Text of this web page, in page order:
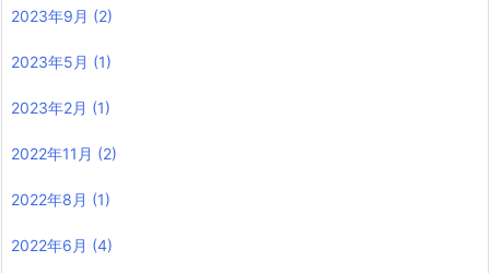
2023年9月 (2)
2023年5月 (1)
2023年2月 (1)
2022年11月 (2)
2022年8月 (1)
2022年6月 (4)